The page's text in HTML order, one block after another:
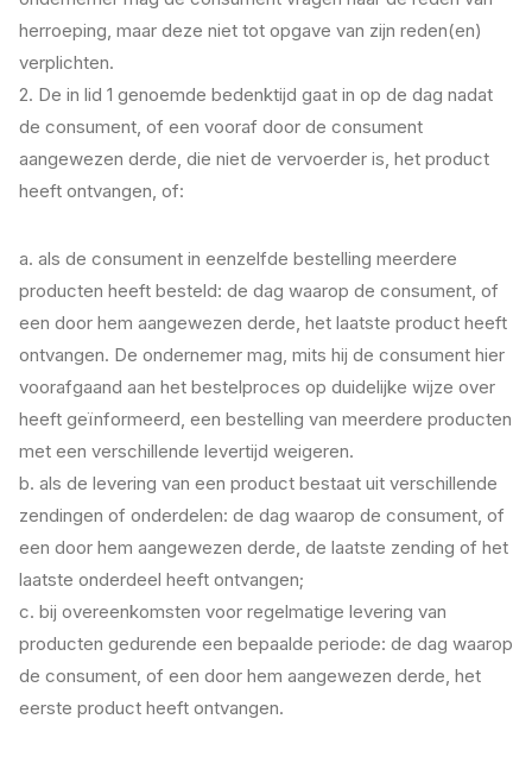
herroeping, maar deze niet tot opgave van zijn reden(en)
verplichten.
2. De in lid 1 genoemde bedenktijd gaat in op de dag nadat
de consument, of een vooraf door de consument
aangewezen derde, die niet de vervoerder is, het product
heeft ontvangen, of:
a. als de consument in eenzelfde bestelling meerdere
producten heeft besteld: de dag waarop de consument, of
een door hem aangewezen derde, het laatste product heeft
ontvangen. De ondernemer mag, mits hij de consument hier
voorafgaand aan het bestelproces op duidelijke wijze over
heeft geïnformeerd, een bestelling van meerdere producten
met een verschillende levertijd weigeren.
b. als de levering van een product bestaat uit verschillende
zendingen of onderdelen: de dag waarop de consument, of
een door hem aangewezen derde, de laatste zending of het
laatste onderdeel heeft ontvangen;
c. bij overeenkomsten voor regelmatige levering van
producten gedurende een bepaalde periode: de dag waarop
de consument, of een door hem aangewezen derde, het
eerste product heeft ontvangen.